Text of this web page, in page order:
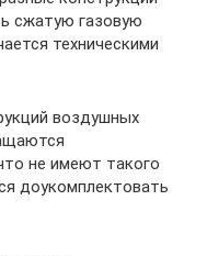
сжатую газовую
техническими
воздушных
не имеют такого
доукомплектовать